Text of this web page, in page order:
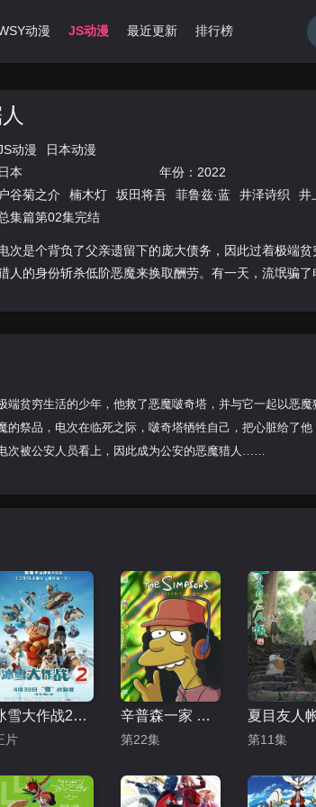
动漫 JS动漫 最近更新 排行榜
动漫
日本动漫
日本 年份： 2022
户谷菊之介 楠木灯 坂田将吾 菲鲁兹·蓝 井泽诗织
井
集篇第02集完结
次是个背负了父亲遗留下的庞大债务，因此过着极端
人的身份斩杀低阶恶魔来换取酬劳。有一天，流氓骗
贫穷生活的少年，他救了恶魔啵奇塔，并与它一起以恶
祭品，电次在临死之际，啵奇塔牺牲自己，把心脏给了
次被公安人员看上，因此成为公安的恶魔猎人……
冰雪大作战2（原声版）
片
辛普森一家 第十五季
第22集 第11集